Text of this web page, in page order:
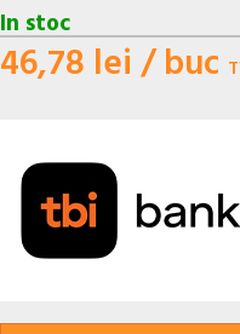
In stoc
46,78 lei / buc